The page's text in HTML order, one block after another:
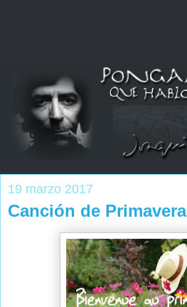
19 marzo 2017
Canción de Primavera